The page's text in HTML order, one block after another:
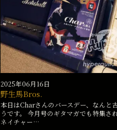
2025年06月16日
野生馬Bros.
本日はCharさんのバースデー、なんと
うです。 今月号のギタマガでも特集さ
ネイチャー…